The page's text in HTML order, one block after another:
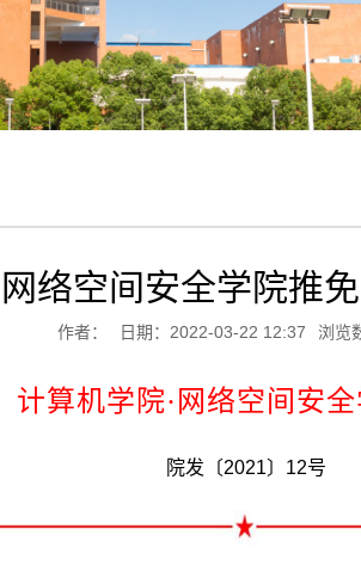
络空间安全学院推
作者： 日期：2022-03-22 12:37 浏览
计算机学院·网络空间安
院发〔2021〕 12号